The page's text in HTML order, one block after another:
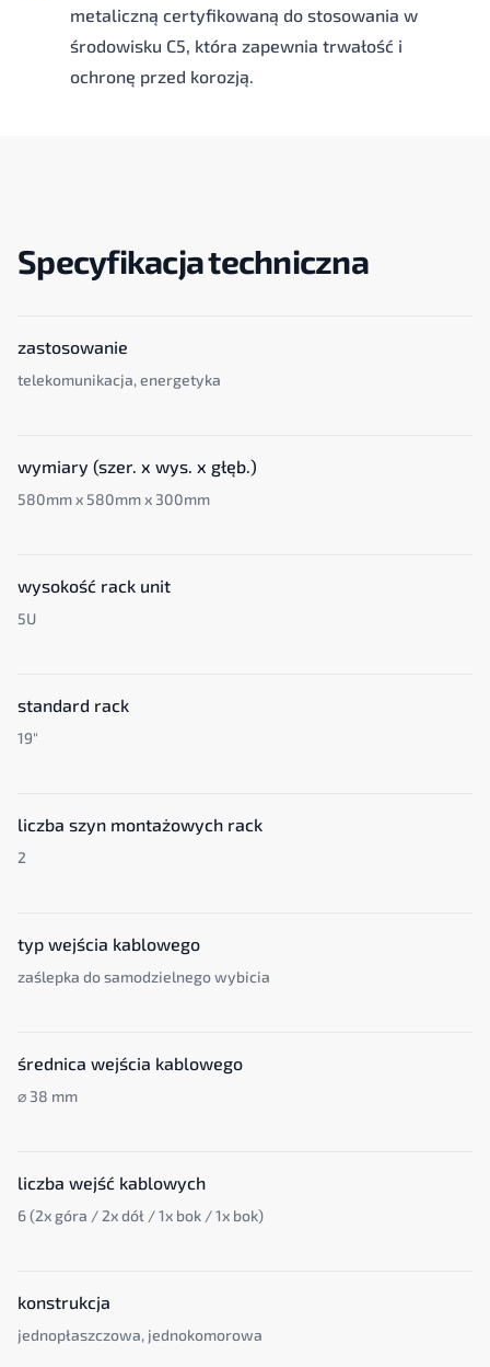
metaliczną certyfikowaną do stosowania w
środowisku C5, która zapewnia trwałość i
ochronę przed korozją.
Specyfikacja techniczna
zastosowanie
telekomunikacja, energetyka
wymiary (szer. x wys. x głęb.)
580mm x 580mm x 300mm
wysokość rack unit
5U
standard rack
19"
liczba szyn montażowych rack
2
typ wejścia kablowego
zaślepka do samodzielnego wybicia
średnica wejścia kablowego
⌀ 38 mm
liczba wejść kablowych
6 (2x góra / 2x dół / 1x bok / 1x bok)
konstrukcja
jednopłaszczowa, jednokomorowa